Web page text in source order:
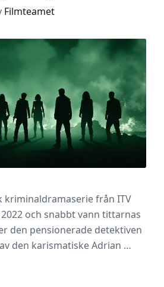
Filmteamet
kriminaldramaserie från ITV
och snabbt vann tittarnas
den pensionerade detektiven
den karismatiske Adrian …